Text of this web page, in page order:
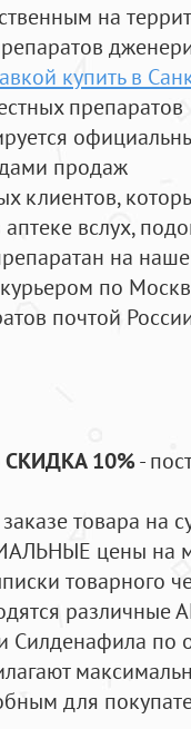
на
купить в
препаратов
продаж
клиентов,
вслух,
на
по
почтой
СКИДКА 10%-
товара на
цены на
товарного
Силденафила по
для